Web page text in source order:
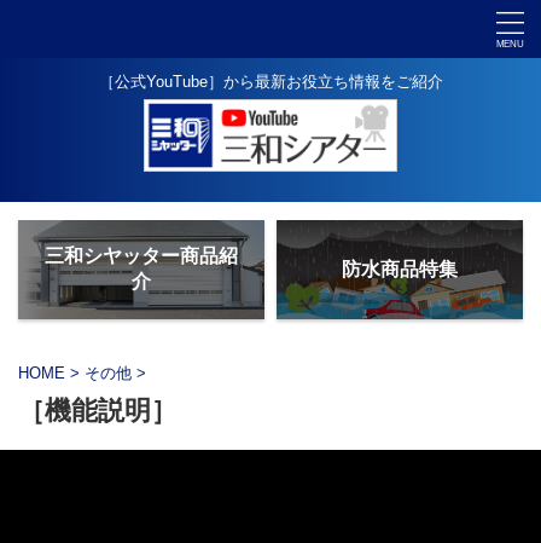
［公式YouTube］から最新お役立ち情報をご紹介
三和シヤッター商品紹
介
防水商品特集
HOME > その他 >
［機能説明］